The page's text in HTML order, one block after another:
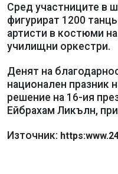
Сред участниците в
фигурират 1200
артисти в костюми
училищни оркестри.
Денят на
национален празник
решение на 16-ия
Ейбрахам Ликълн,
Източник: